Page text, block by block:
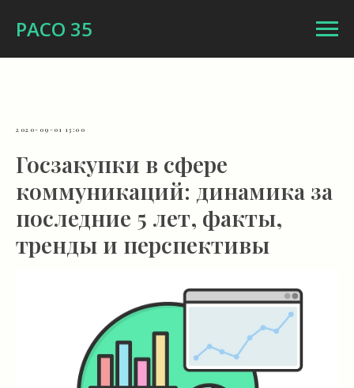
РАСО 35
2020-09-01 13:00
Госзакупки в сфере
коммуникаций: динамика за
последние 5 лет, факты,
тренды и перспективы